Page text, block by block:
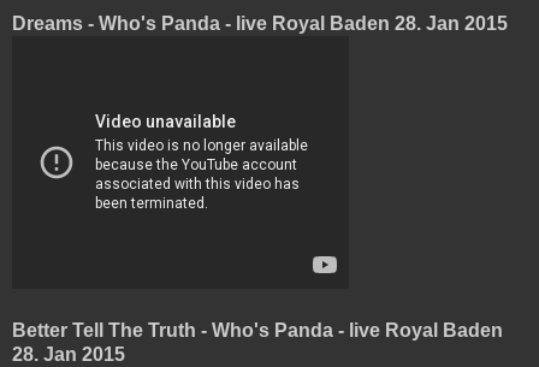
Dreams - Who's Panda - live Royal Baden 28. Jan 2015
Better Tell The Truth - Who's Panda - live Royal Baden
28. Jan 2015